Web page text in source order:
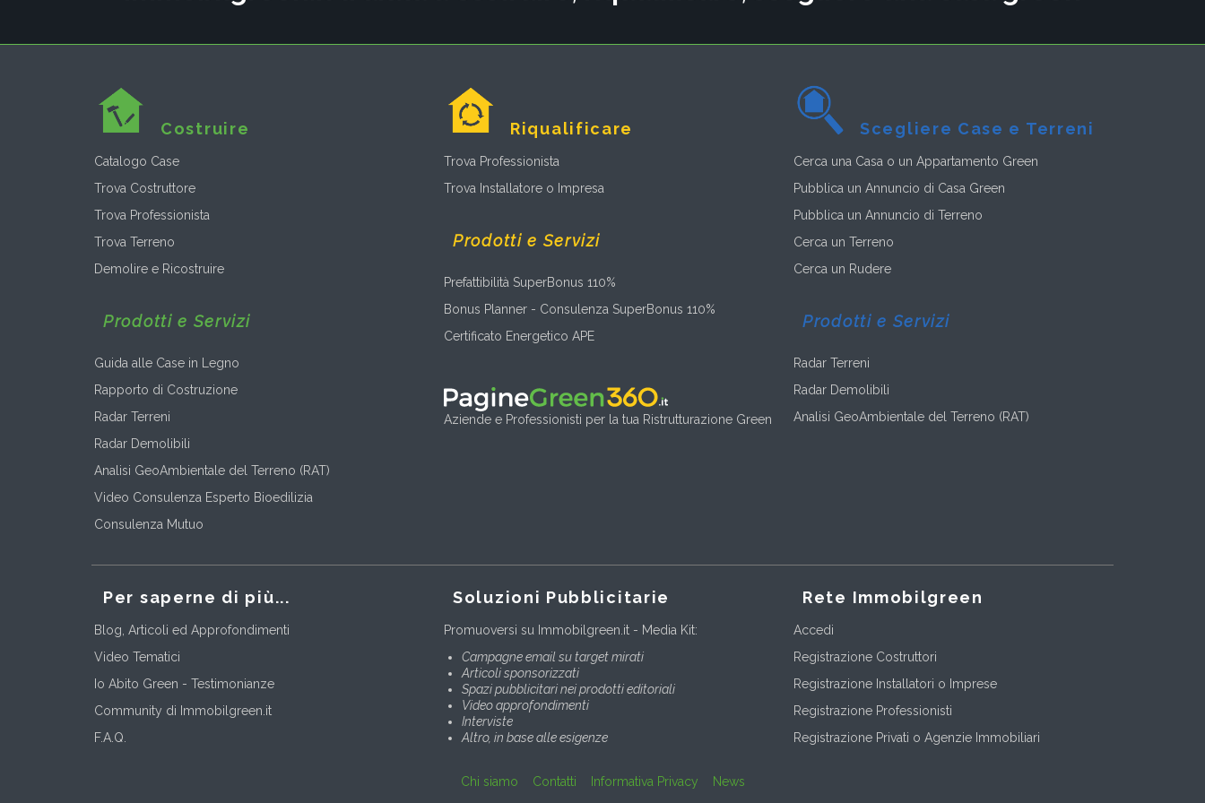
Costruire
Catalogo Case
Trova Costruttore
Trova Professionista
Trova Terreno
Demolire e Ricostruire
Prodotti e Servizi
Guida alle Case in Legno
Rapporto di Costruzione
Radar Terreni
Radar Demolibili
Analisi GeoAmbientale del Terreno (RAT)
Video Consulenza Esperto Bioedilizia
Consulenza Mutuo
Riqualificare
Trova Professionista
Trova Installatore o Impresa
Prodotti e Servizi
Prefattibilità SuperBonus 110%
Bonus Planner - Consulenza SuperBonus 110%
Certificato Energetico APE
Aziende e Professionisti per la tua Ristrutturazione Green
Scegliere Case e Terreni
Cerca una Casa o un Appartamento Green
Pubblica un Annuncio di Casa Green
Pubblica un Annuncio di Terreno
Cerca un Terreno
Cerca un Rudere
Prodotti e Servizi
Radar Terreni
Radar Demolibili
Analisi GeoAmbientale del Terreno (RAT)
Per saperne di più...
Blog, Articoli ed Approfondimenti
Video Tematici
Io Abito Green - Testimonianze
Community di Immobilgreen.it
F.A.Q.
Soluzioni Pubblicitarie
Promuoversi su Immobilgreen.it - Media Kit:
Campagne email su target mirati
Articoli sponsorizzati
Spazi pubblicitari nei prodotti editoriali
Video approfondimenti
Interviste
Altro, in base alle esigenze
Rete Immobilgreen
Accedi
Registrazione Costruttori
Registrazione Installatori o Imprese
Registrazione Professionisti
Registrazione Privati o Agenzie Immobiliari
Chi siamo Contatti Informativa Privacy News